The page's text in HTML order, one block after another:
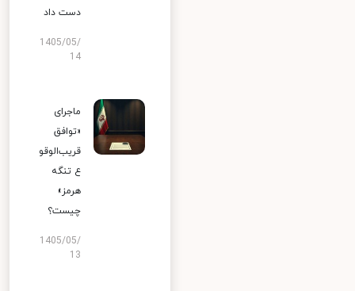
دست داد
1405/05/
14
ماجرای
«توافق
قریب‌الوقو
ع تنگه
هرمز»
چیست؟
1405/05/
13